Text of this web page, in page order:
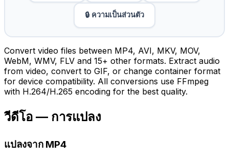
🔒 ความเป็นส่วนตัว
Convert video files between MP4, AVI, MKV, MOV,
WebM, WMV, FLV and 15+ other formats. Extract audio
from video, convert to GIF, or change container format
for device compatibility. All conversions use FFmpeg
with H.264/H.265 encoding for the best quality.
วีดีโอ — การแปลง
แปลงจาก MP4